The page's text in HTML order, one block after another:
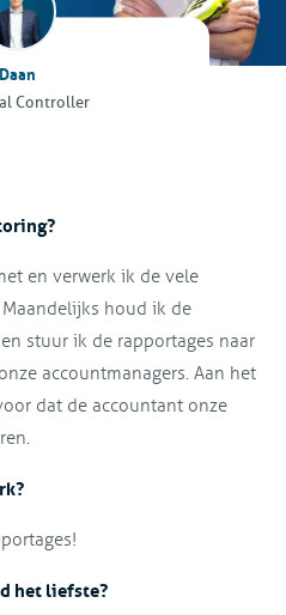
Daan
Controller
en verwerk ik de vele
houd ik de
stuur ik de rapportages naar
accountmanagers. Aan het
dat de accountant onze
het liefste?